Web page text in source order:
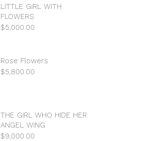
LITTLE GIRL WITH
FLOWERS
$5,000.00
Rose Flowers
$5,800.00
THE GIRL WHO HIDE HER
ANGEL WING
$9,000.00